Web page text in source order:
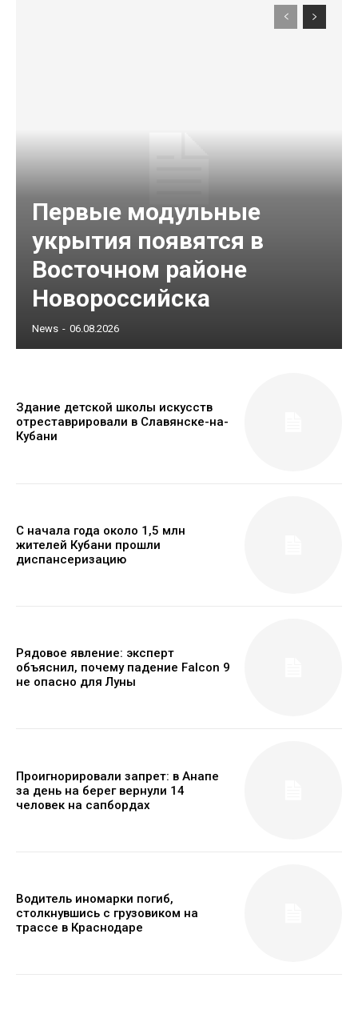
Первые модульные
укрытия появятся в
Восточном районе
Новороссийска
News - 06.08.2026
Здание детской школы искусств
отреставрировали в Славянске-на-
Кубани
С начала года около 1,5 млн
жителей Кубани прошли
диспансеризацию
Рядовое явление: эксперт
объяснил, почему падение Falcon 9
не опасно для Луны
Проигнорировали запрет: в Анапе
за день на берег вернули 14
человек на сапбордах
Водитель иномарки погиб,
столкнувшись с грузовиком на
трассе в Краснодаре